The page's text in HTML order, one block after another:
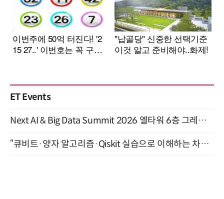
ET Events
Next AI & Big Data Summit 2026 엘타워 6층 그레이스홀 개최 (9/18)
“큐비트·양자 알고리즘·Qiskit 실습으로 이해하는 차세대 컴퓨팅” (8/28)